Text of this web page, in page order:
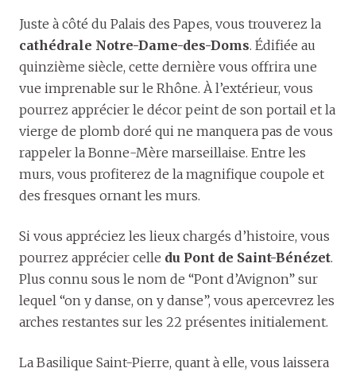
Juste à côté du Palais des Papes, vous trouverez la
cathédrale Notre-Dame-des-Doms. Édifiée au
quinzième siècle, cette dernière vous offrira une
vue imprenable sur le Rhône. À l’extérieur, vous
pourrez apprécier le décor peint de son portail et la
vierge de plomb doré qui ne manquera pas de vous
rappeler la Bonne-Mère marseillaise. Entre les
murs, vous profiterez de la magnifique coupole et
des fresques ornant les murs.
Si vous appréciez les lieux chargés d’histoire, vous
pourrez apprécier celle du Pont de Saint-Bénézet.
Plus connu sous le nom de “Pont d’Avignon” sur
lequel “on y danse, on y danse”, vous apercevrez les
arches restantes sur les 22 présentes initialement.
La Basilique Saint-Pierre, quant à elle, vous laissera